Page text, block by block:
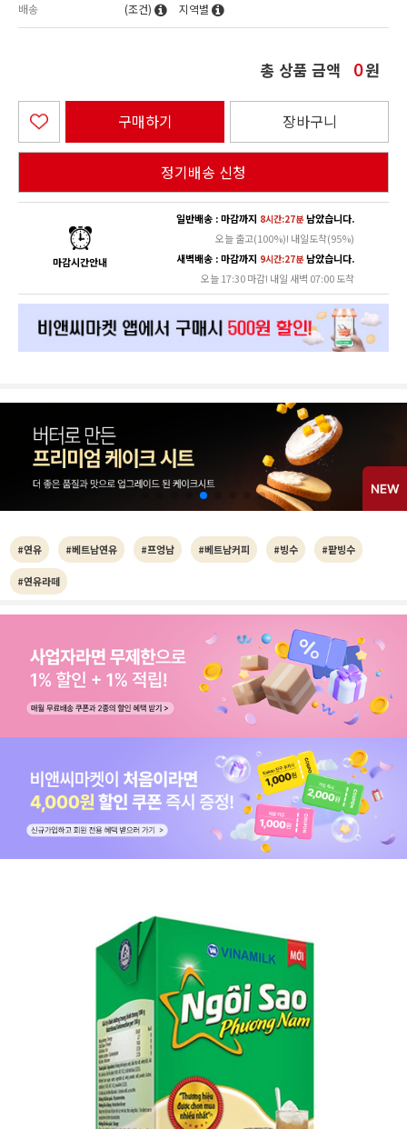
배송 (조건) 지역별
총 상품 금액 0원
구매하기 장바구니
정기배송 신청
마감시간안내
일반배송 : 마감까지 8시간:27분남았습니다.
오늘 출고(100%)! 내일도착(95%)
새벽배송 : 마감까지 9시간:27분남았습니다.
오늘 17:30 마감! 내일 새벽 07:00 도착
#연유 #베트남연유 #프엉남 #베트남커피 #빙수 #팥빙수
#연유라떼